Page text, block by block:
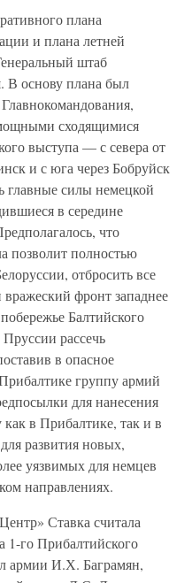
плана
и плана летней
штаб
В основу плана был
сходящимися
выступа — с севера от
и с юга через Бобруйск
силы немецкой
в середине
что
позволит полностью
отбросить все
фронт западнее
Балтийского
рассечь
в опасное
группу армий
для нанесения
в Прибалтике, так и в
развития новых,
уязвимых для немцев
направлениях.
Ставка считала
1-го Прибалтийского
армии И.Х. Баграмян,